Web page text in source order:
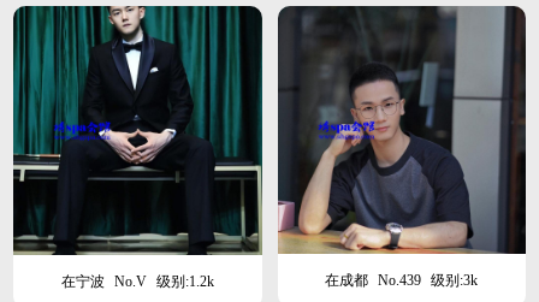
在宁波 No.V 级别:1.2k 在成都 No.439 级别:3k